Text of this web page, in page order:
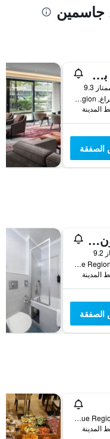
جاسمين
فندق غراند بوهيميا
9.3
كرالودفوروسكا 4, براغ, Prague Region, جمهورية التشيك
فندق كلاريون للمؤتمرات براغ
Freyova 33, براغ, Prague Region, جمهورية التشيك
بريفوزني 1, براغ, Prague Region, جمهورية التشيك